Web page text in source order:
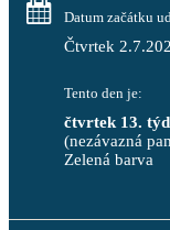
Datum začátku
Čtvrtek
Tento den je:
čtvrtek 13.
(nezávazná